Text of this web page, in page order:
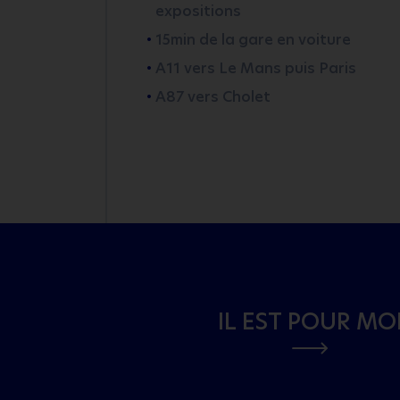
expositions
15min de la gare en voiture
A11 vers Le Mans puis Paris
A87 vers Cholet
IL EST POUR MOI